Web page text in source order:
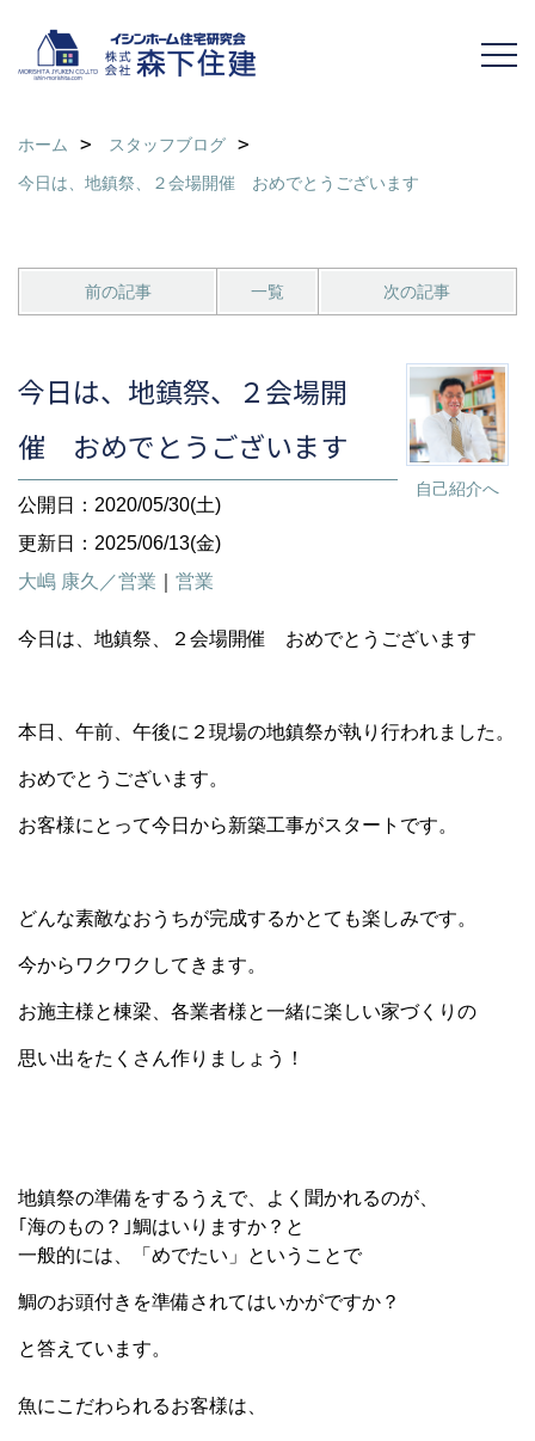
ホーム
スタッフブログ
今日は、地鎮祭、２会場開催 おめでとうございます
前の記事 一覧 次の記事
自己紹介へ
今日は、地鎮祭、２会場開
催 おめでとうございます
公開日：2020/05/30(土)
更新日：2025/06/13(金)
大嶋 康久／営業
営業
今日は、地鎮祭、２会場開催 おめでとうございます
本日、午前、午後に２現場の地鎮祭が執り行われました。
おめでとうございます。
お客様にとって今日から新築工事がスタートです。
どんな素敵なおうちが完成するかとても楽しみです。
今からワクワクしてきます。
お施主様と棟梁、各業者様と一緒に楽しい家づくりの
思い出をたくさん作りましょう！
地鎮祭の準備をするうえで、よく聞かれるのが、
｢海のもの？｣鯛はいりますか？と
一般的には、「めでたい」ということで
鯛のお頭付きを準備されてはいかがですか？
と答えています。
魚にこだわられるお客様は、